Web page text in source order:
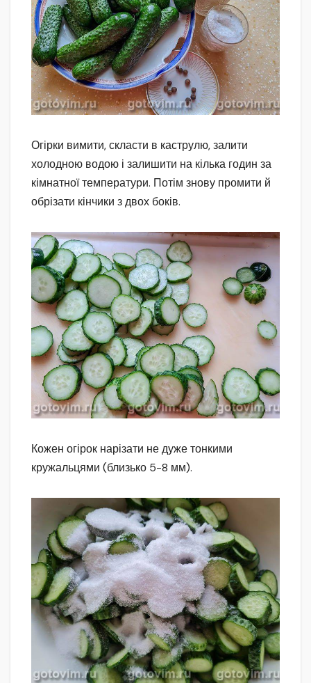
Огірки вимити, скласти в каструлю, залити
холодною водою і залишити на кілька годин за
кімнатної температури. Потім знову промити й
обрізати кінчики з двох боків.
Кожен огірок нарізати не дуже тонкими
кружальцями (близько 5-8 мм).